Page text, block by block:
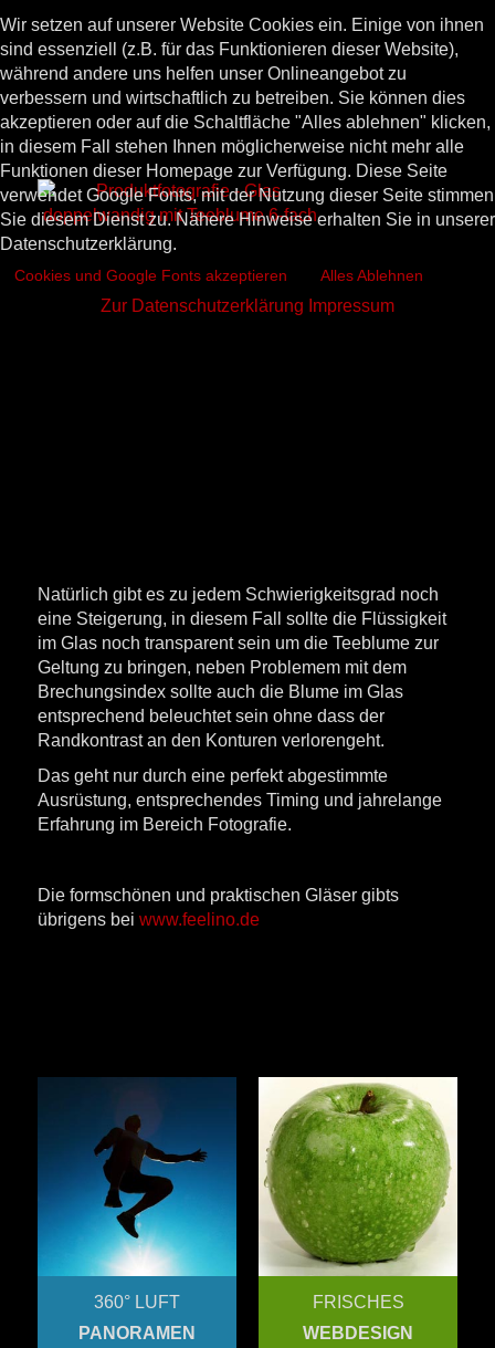
Natürlich gibt es zu jedem Schwierigkeitsgrad noch
eine Steigerung, in diesem Fall sollte die Flüssigkeit
im Glas noch transparent sein um die Teeblume zur
Geltung zu bringen, neben Problemem mit dem
Brechungsindex sollte auch die Blume im Glas
entsprechend beleuchtet sein ohne dass der
Randkontrast an den Konturen verlorengeht.
Das geht nur durch eine perfekt abgestimmte
Ausrüstung, entsprechendes Timing und jahrelange
Erfahrung im Bereich Fotografie.
Die formschönen und praktischen Gläser gibts
übrigens bei www.feelino.de
360° LUFT
PANORAMEN
FRISCHES
WEBDESIGN
Wir setzen auf unserer Website Cookies ein. Einige von ihnen
sind essenziell (z.B. für das Funktionieren dieser Website),
während andere uns helfen unser Onlineangebot zu
verbessern und wirtschaftlich zu betreiben. Sie können dies
akzeptieren oder auf die Schaltfläche "Alles ablehnen" klicken,
in diesem Fall stehen Ihnen möglicherweise nicht mehr alle
Funktionen dieser Homepage zur Verfügung. Diese Seite
verwendet Google Fonts, mit der Nutzung dieser Seite stimmen
Sie diesem Dienst zu. Nähere Hinweise erhalten Sie in unserer
Datenschutzerklärung.
Cookies und Google Fonts akzeptieren Alles Ablehnen
Zur Datenschutzerklärung Impressum